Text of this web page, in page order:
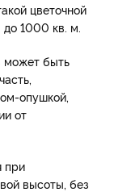
цветочной
1000 кв. м.
может быть
опушкой,
от
при
высоты, без